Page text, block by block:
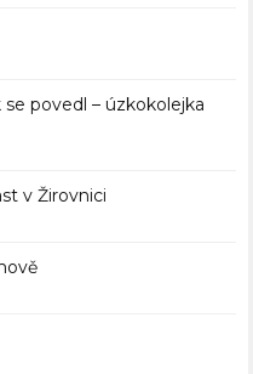
povedl – úzkokolejka
v Žirovnici